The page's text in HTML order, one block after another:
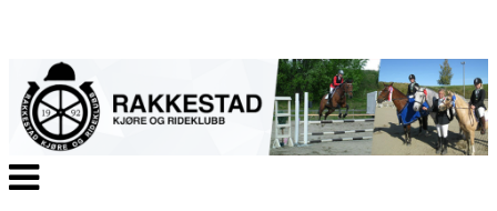
Veksle
navigasjon